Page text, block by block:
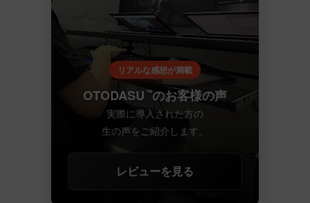
リアルな感想が満載
OTODASU ™のお客様の声
実際に導入された方の
生の声をご紹介します。
レビューを見る